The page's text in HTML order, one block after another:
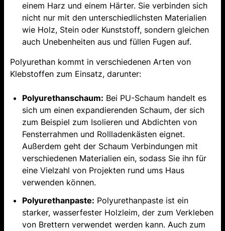
einem Harz und einem Härter. Sie verbinden sich
nicht nur mit den unterschiedlichsten Materialien
wie Holz, Stein oder Kunststoff, sondern gleichen
auch Unebenheiten aus und füllen Fugen auf.
Polyurethan kommt in verschiedenen Arten von
Klebstoffen zum Einsatz, darunter:
Polyurethanschaum: Bei PU-Schaum handelt es
sich um einen expandierenden Schaum, der sich
zum Beispiel zum Isolieren und Abdichten von
Fensterrahmen und Rollladenkästen eignet.
Außerdem geht der Schaum Verbindungen mit
verschiedenen Materialien ein, sodass Sie ihn für
eine Vielzahl von Projekten rund ums Haus
verwenden können.
Polyurethanpaste: Polyurethanpaste ist ein
starker, wasserfester Holzleim, der zum Verkleben
von Brettern verwendet werden kann. Auch zum